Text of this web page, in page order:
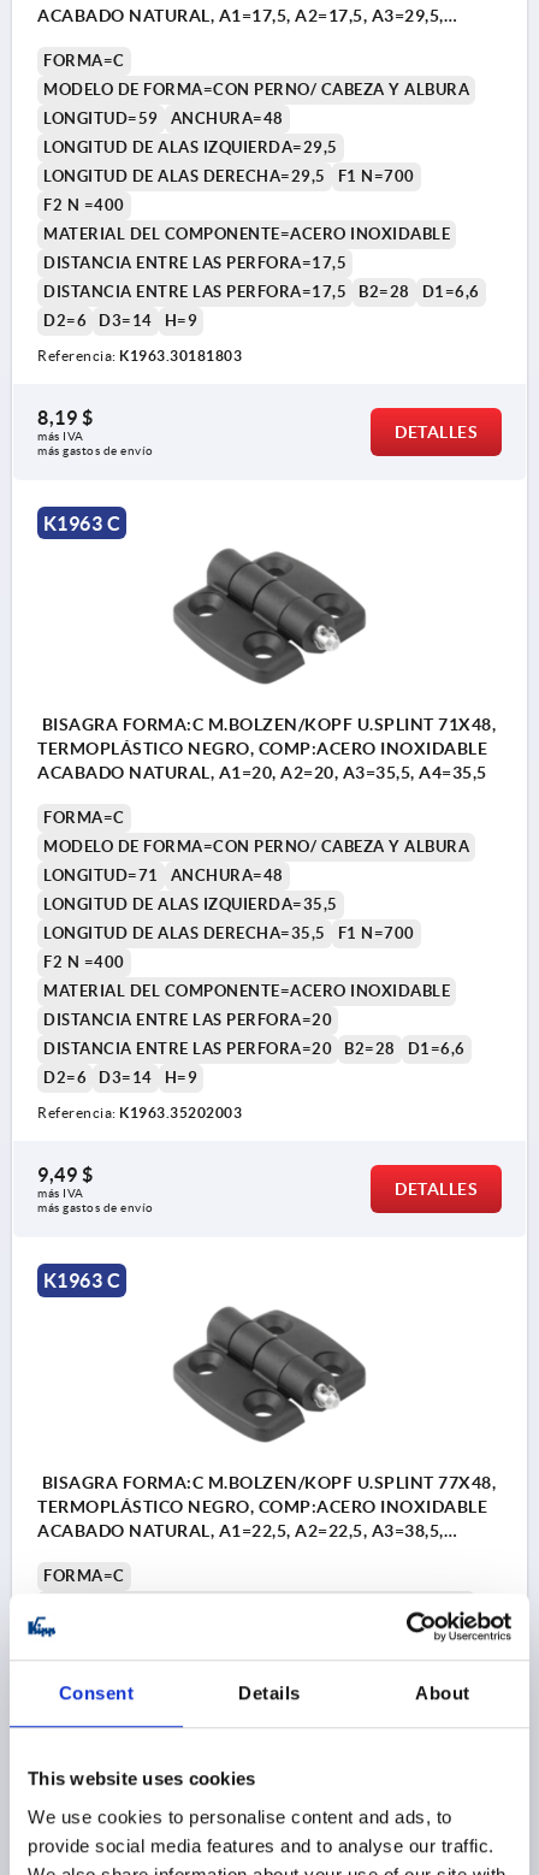
Consent Details About
This website uses cookies
We use cookies to personalise content and ads, to
provide social media features and to analyse our traffic.
ACABADO NATURAL, A1=17,5, A2=17,5, A3=29,5,
FORMA=C
MODELO DE FORMA=CON PERNO/ CABEZA Y ALBURA
LONGITUD=59
ANCHURA=48
LONGITUD DE ALAS IZQUIERDA=29,5
LONGITUD DE ALAS DERECHA=29,5
F1 N=700
F2 N =400
MATERIAL DEL COMPONENTE=ACERO INOXIDABLE
DISTANCIA ENTRE LAS PERFORA=17,5
DISTANCIA ENTRE LAS PERFORA=17,5
B2=28
D1=6,6
D2=6
D3=14 H=9
Referencia: K1963.30181803
8,19 $
más IVA
más gastos de envío
DETALLES
K1963 C
BISAGRA FORMA:C M.BOLZEN/KOPF U.SPLINT 71X48,
TERMOPLÁSTICO NEGRO, COMP:ACERO INOXIDABLE
ACABADO NATURAL, A1=20, A2=20, A3=35,5, A4=35,5
FORMA=C
MODELO DE FORMA=CON PERNO/ CABEZA Y ALBURA
LONGITUD=71
ANCHURA=48
LONGITUD DE ALAS IZQUIERDA=35,5
LONGITUD DE ALAS DERECHA=35,5
F1 N=700
F2 N =400
MATERIAL DEL COMPONENTE=ACERO INOXIDABLE
DISTANCIA ENTRE LAS PERFORA=20
DISTANCIA ENTRE LAS PERFORA=20
B2=28
D1=6,6
D2=6
D3=14 H=9
Referencia: K1963.35202003
9,49 $
más IVA
más gastos de envío
DETALLES
K1963 C
BISAGRA FORMA:C M.BOLZEN/KOPF U.SPLINT 77X48,
TERMOPLÁSTICO NEGRO, COMP:ACERO INOXIDABLE
ACABADO NATURAL, A1=22,5, A2=22,5, A3=38,5,
FORMA=C
LONGITUD=77
LONGITUD DE ALAS IZQUIERDA=38,5
LONGITUD DE ALAS DERECHA=38,5
DISTANCIA ENTRE LAS PERFORA=22,5
DISTANCIA ENTRE LAS PERFORA=22,5
B2=28
D2=6
D3=14 H=9
Referencia:K1963.40232303